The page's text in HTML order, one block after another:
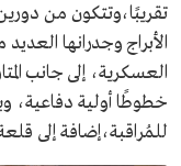
تقريبًا،وتتكون من
الأبراج وجدرانها
العسكرية، إلى جانب
خطوطًا أولية دفاعية،
للمُراقبة،إضافة إلى